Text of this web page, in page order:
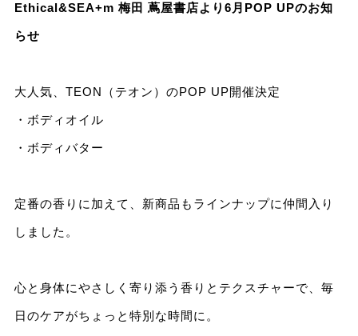
Ethical&SEA+m 梅田 蔦屋書店より6月POP UPのお知
らせ
大人気、TEON（テオン）のPOP UP開催決定
・ボディオイル
・ボディバター
定番の香りに加えて、新商品もラインナップに仲間入り
しました。
心と身体にやさしく寄り添う香りとテクスチャーで、毎
日のケアがちょっと特別な時間に。